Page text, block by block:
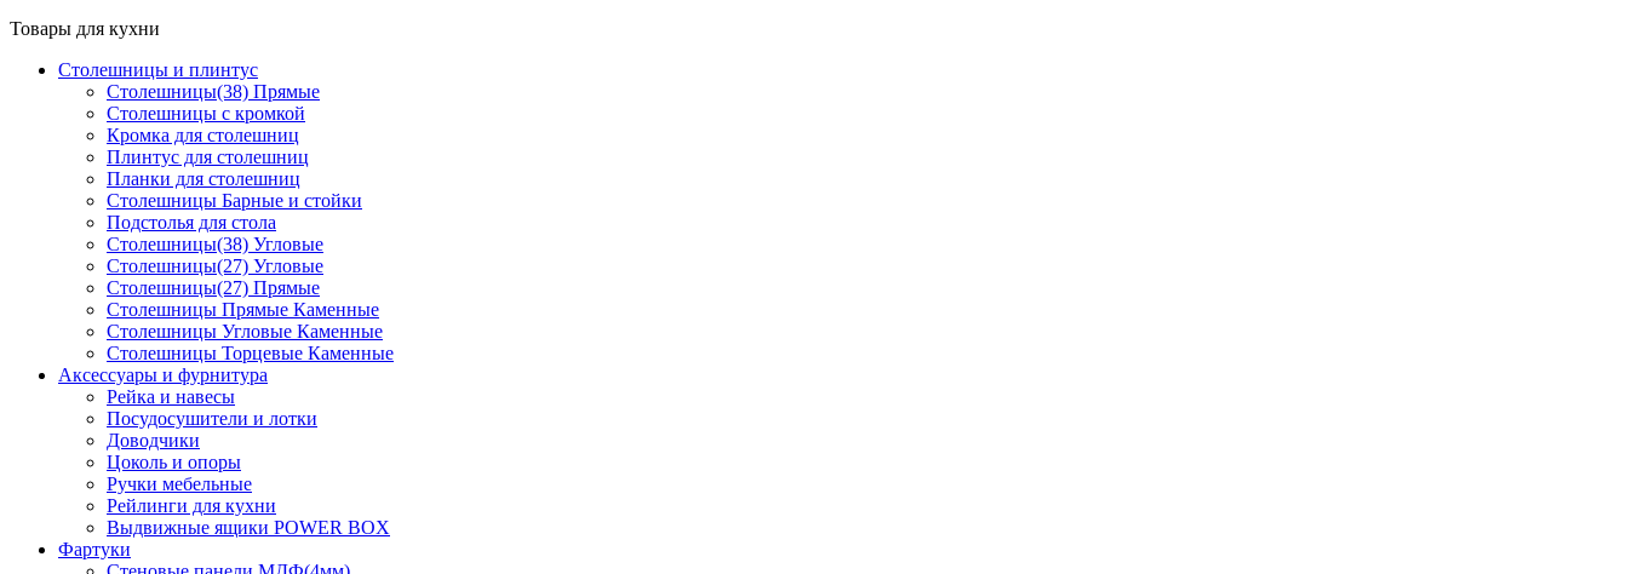
Товары для кухни
Столешницы и плинтус
Столешницы(38) Прямые
Столешницы с кромкой
Кромка для столешниц
Плинтус для столешниц
Планки для столешниц
Столешницы Барные и стойки
Подстолья для стола
Столешницы(38) Угловые
Столешницы(27) Угловые
Столешницы(27) Прямые
Столешницы Прямые Каменные
Столешницы Угловые Каменные
Столешницы Торцевые Каменные
Аксессуары и фурнитура
Рейка и навесы
Посудосушители и лотки
Доводчики
Цоколь и опоры
Ручки мебельные
Рейлинги для кухни
Выдвижные ящики POWER BOX
Фартуки